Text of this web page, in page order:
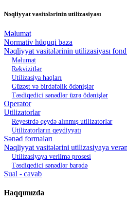
Nəqliyyat vasitələrinin utilizasiyası
Məlumat
Normativ hüquqi baza
Nəqliyyat vasitələrinin utilizasiyası
Məlumat
Rekvizitlər
Utilizasiya haqları
Güzəşt və birdəfəlik ödənişlər
Təsdiqedici sənədlər üzrə ödənişlər
Operator
Utilizatorlar
Reyestrdə qeydə alınmış utilizatorlar
Utilizatorların qeydiyyatı
Sənəd formaları
Nəqliyyat vasitələrini utilizasiyaya
Utilizasiyaya verilmə prosesi
Təsdiqedici sənədlər barədə
Sual - cavab
Haqqımızda